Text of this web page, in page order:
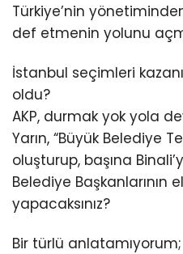
Türkiye’nin
def etmenin yolunu
İstanbul seçimleri
oldu?
AKP, durmak yok yola
Yarın, “Büyük Belediye
oluşturup, başına
Belediye Başkanlarının
yapacaksınız?
Bir türlü anlatamıyorum;